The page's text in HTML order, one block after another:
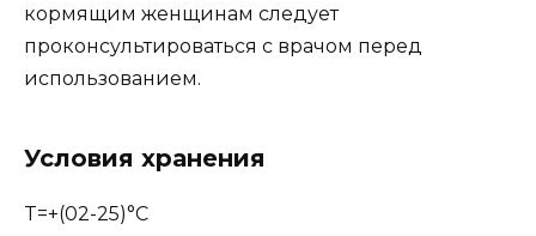
кормящим женщинам следует
проконсультироваться с врачом перед
использованием.
Условия хранения
T=+(02-25)°C